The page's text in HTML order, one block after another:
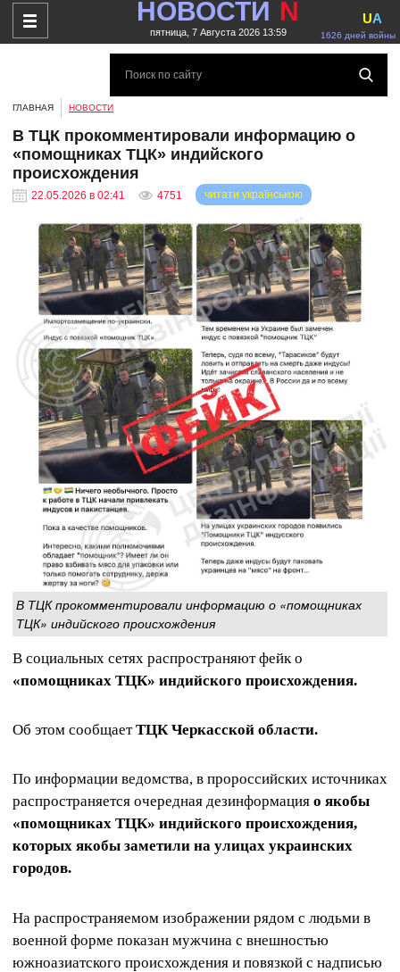
НОВОСТИ N
пятница, 7 Августа 2026 13:59 1626 дней войны
UA
ГЛАВНАЯ НОВОСТИ
В ТЦК прокомментировали информацию о
«помощниках ТЦК» индийского
происхождения
22.05.2026 в 02:41 4751 читати українською
В ТЦК прокомментировали информацию о «помощниках
ТЦК» индийского происхождения
В социальных сетях распространяют фейк о
«помощниках ТЦК» индийского происхождения.
Об этом сообщаетТЦК Черкасской области.
По информации ведомства, в пророссийских источниках
распространяется очередная дезинформация о якобы
«помощниках ТЦК» индийского происхождения,
которых якобы заметили на улицах украинских
городов.
На распространяемом изображении рядом с людьми в
военной форме показан мужчина с внешностью
южноазиатского происхождения и повязкой с надписью